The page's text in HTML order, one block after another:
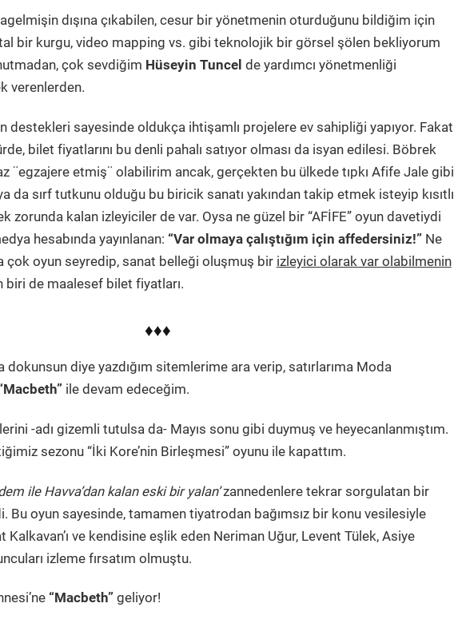
dışına çıkabilen, cesur bir yönetmenin oturduğunu bildiğim için
bir kurgu, video mapping vs. gibi teknolojik bir görsel şölen bekliyorum
çok sevdiğim Hüseyin Tuncel de yardımcı yönetmenliği
verenlerden.
destekleri sayesinde oldukça ihtişamlı projelere ev sahipliği yapıyor. Fakat
bilet fiyatlarını bu denli pahalı satıyor olması da isyan edilesi. Böbrek
¨egzajere etmiş¨ olabilirim ancak, gerçekten bu ülkede tıpkı Afife Jale gibi
da sırf tutkunu olduğu bu biricik sanatı yakından takip etmek isteyip kısıtlı
zorunda kalan izleyiciler de var. Oysa ne güzel bir “AFİFE” oyun davetiydi
hesabında yayınlanan: “Var olmaya çalıştığım için affedersiniz!”Ne
çok oyun seyredip, sanat belleği oluşmuş bir izleyici olarak var olabilmenin
biri de maalesef bilet fiyatları.
♦♦♦
dokunsun diye yazdığım sitemlerime ara verip, satırlarıma Moda
ile devam edeceğim.
-adı gizemli tutulsa da- Mayıs sonu gibi duymuş ve heyecanlanmıştım.
sezonu “İki Kore’nin Birleşmesi” oyunu ile kapattım.
ile Havva’dan kalan eski bir yalan’zannedenlere tekrar sorgulatan bir
Bu oyun sayesinde, tamamen tiyatrodan bağımsız bir konu vesilesiyle
Kalkavan’ı ve kendisine eşlik eden Neriman Uğur, Levent Tülek, Asiye
izleme fırsatım olmuştu.
“Macbeth” geliyor!